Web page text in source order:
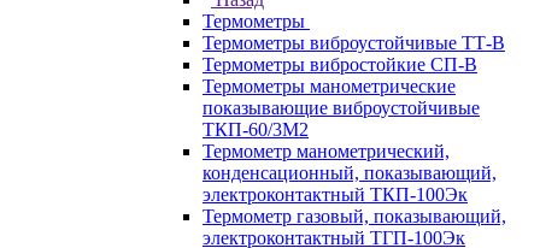
Термометры
Термометры виброустойчивые ТТ-В
Термометры вибростойкие СП-В
Термометры манометрические
показывающие виброустойчивые
ТКП-60/3М2
Термометр манометрический,
конденсационный, показывающий,
электроконтактный ТКП-100Эк
Термометр газовый, показывающий,
электроконтактный ТГП-100Эк